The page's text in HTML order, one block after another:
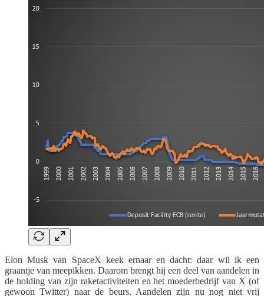
Elon Musk van SpaceX keek ernaar en dacht: daar wil ik een
graantje van meepikken. Daarom brengt hij een deel van aandelen in
de holding van zijn raketactiviteiten en het moederbedrijf van X (of
gewoon Twitter) naar de beurs. Aandelen zijn nu nog niet vrij